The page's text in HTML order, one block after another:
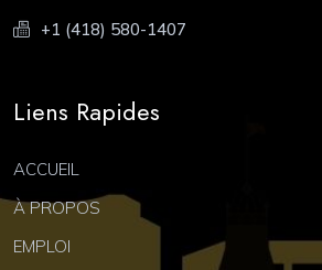
+1 (418) 580-1407
Liens Rapides
ACCUEIL
À PROPOS
EMPLOI